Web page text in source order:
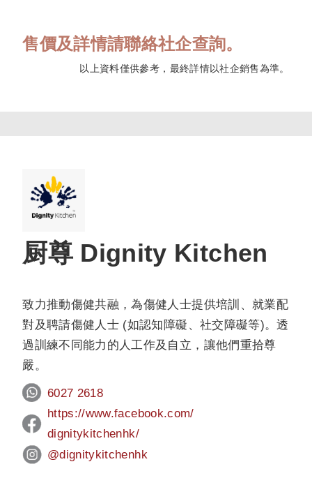
售價及詳情請聯絡社企查詢。
以上資料僅供參考，最終詳情以社企銷售為準。
厨尊 Dignity Kitchen
致力推動傷健共融，為傷健人士提供培訓、就業配
對及聘請傷健人士 (如認知障礙、社交障礙等)。透
過訓練不同能力的人工作及自立，讓他們重拾尊
嚴。
6027 2618
https://www.facebook.com/
dignitykitchenhk/
@dignitykitchenhk